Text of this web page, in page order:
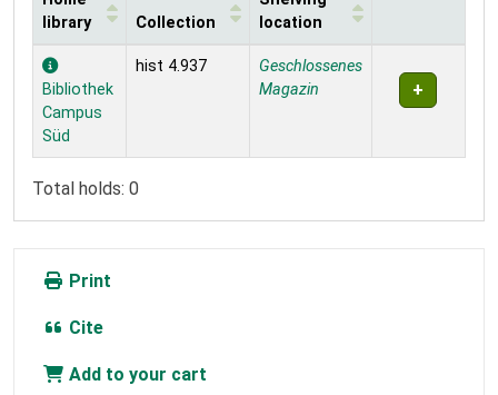
Holdings
library
Collection
location
Bibliothek
Campus
Süd
hist 4.937
Geschlossenes
Magazin
Total holds: 0
Print
Cite
Add to your cart